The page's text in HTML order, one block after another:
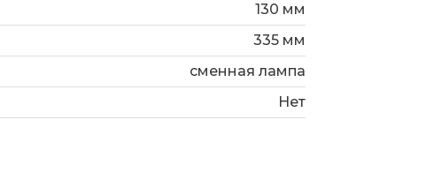
130 мм
335 мм
сменная лампа
Нет